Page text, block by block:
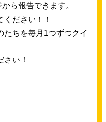
から報告できます。
ください！！
たちを毎月 1つずつクイ
い！